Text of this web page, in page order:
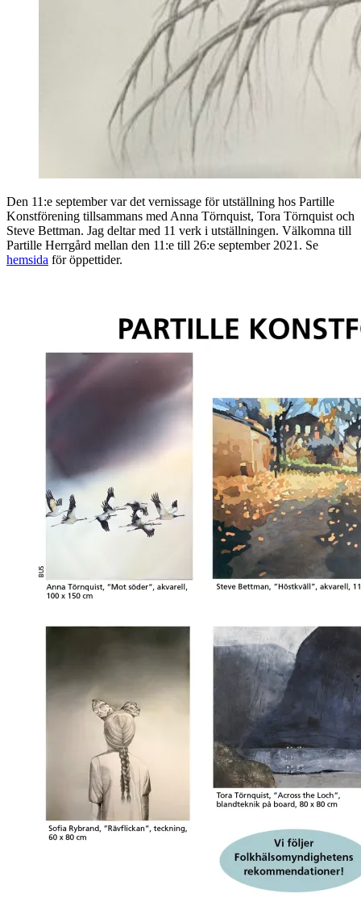
Den 11:e september var det vernissage för utställning hos Partille
Konstförening tillsammans med Anna Törnquist, Tora Törnquist och
Steve Bettman. Jag deltar med 11 verk i utställningen. Välkomna till
Partille Herrgård mellan den 11:e till 26:e september 2021. Se
hemsida för öppettider.